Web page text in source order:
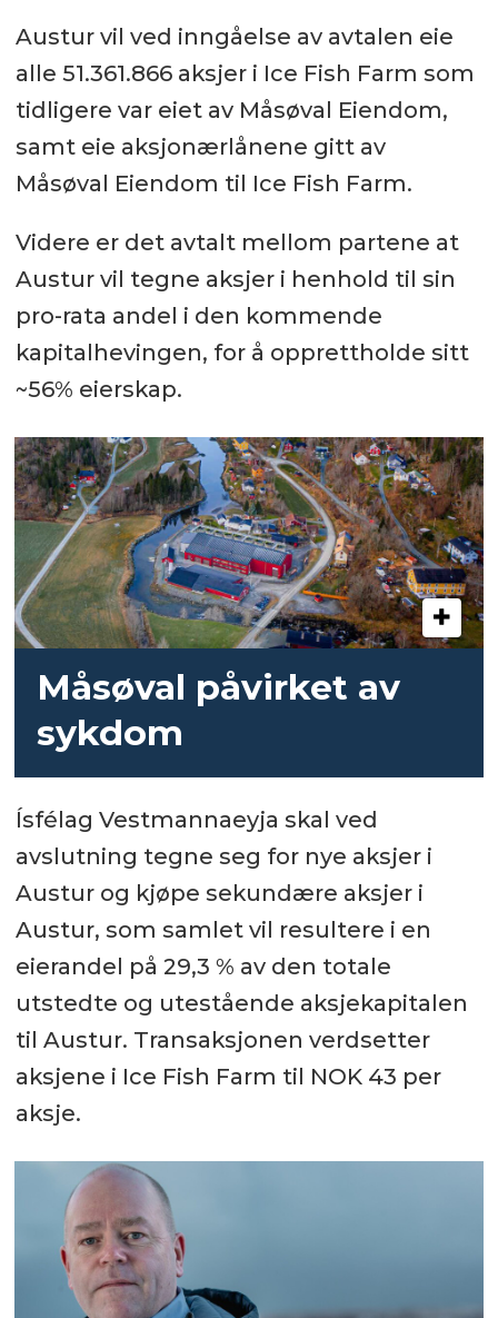
Austur vil ved inngåelse av avtalen eie
alle 51.361.866 aksjer i Ice Fish Farm som
tidligere var eiet av Måsøval Eiendom,
samt eie aksjonærlånene gitt av
Måsøval Eiendom til Ice Fish Farm.
Videre er det avtalt mellom partene at
Austur vil tegne aksjer i henhold til sin
pro-rata andel i den kommende
kapitalhevingen, for å opprettholde sitt
~56% eierskap.
Måsøval påvirket av
sykdom
Ísfélag Vestmannaeyja skal ved
avslutning tegne seg for nye aksjer i
Austur og kjøpe sekundære aksjer i
Austur, som samlet vil resultere i en
eierandel på 29,3 % av den totale
utstedte og utestående aksjekapitalen
til Austur. Transaksjonen verdsetter
aksjene i Ice Fish Farm til NOK 43 per
aksje.